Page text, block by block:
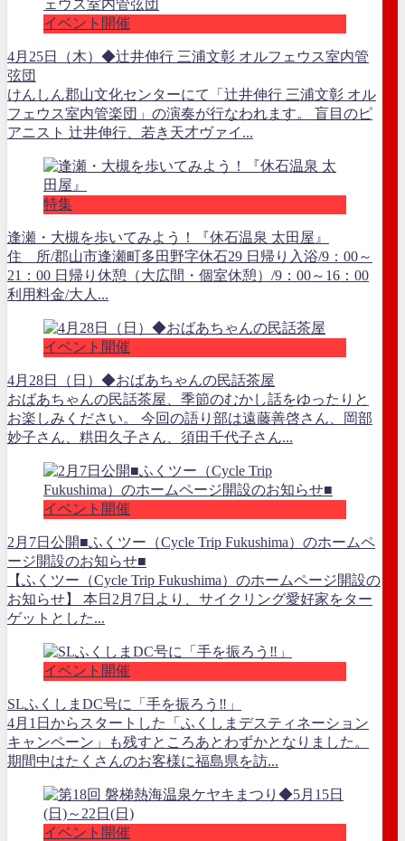
イベント開催
4月25日（木）◆辻井伸行 三浦文彰 オルフェウス室内管
弦団
けんしん郡山文化センターにて「辻井伸行 三浦文彰 オル
フェウス室内管楽団」の演奏が行なわれます。 盲目のピ
アニスト 辻井伸行、若き天才ヴァイ...
特集
逢瀬・大槻を歩いてみよう！『休石温泉 太田屋』
住 所/郡山市逢瀬町多田野字休石29 日帰り入浴/9：00～
21：00 日帰り休憩（大広間・個室休憩）/9：00～16：00
利用料金/大人...
イベント開催
4月28日（日）◆おばあちゃんの民話茶屋
おばあちゃんの民話茶屋、季節のむかし話をゆったりと
お楽しみください。 今回の語り部は遠藤善啓さん、岡部
妙子さん、粠田久子さん、須田千代子さん...
イベント開催
2月7日公開■ふくツー（Cycle Trip Fukushima）のホームペ
ージ開設のお知らせ■
【ふくツー（Cycle Trip Fukushima）のホームページ開設の
お知らせ】 本日2月7日より、サイクリング愛好家をター
ゲットとした...
イベント開催
SLふくしまDC号に「手を振ろう‼」
4月1日からスタートした「ふくしまデスティネーション
キャンペーン」も残すところあとわずかとなりました。
期間中はたくさんのお客様に福島県を訪...
イベント開催